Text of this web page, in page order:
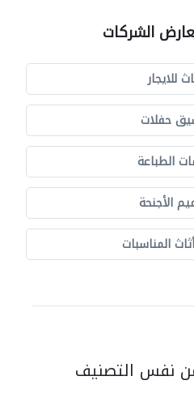
الشركات
للايجار
حفلات
الطباعة
الأجنحة
المناسبات
نفس التصنيف